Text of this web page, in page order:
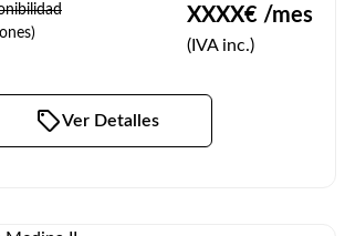
XXXX€ /mes
(IVA inc.)
Ver Detalles